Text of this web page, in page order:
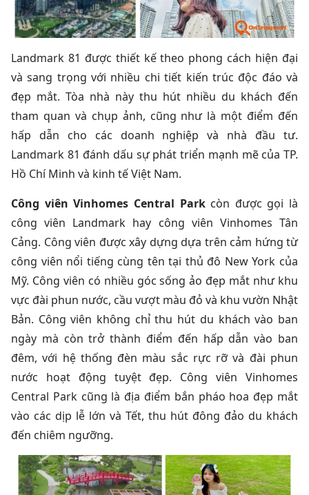
Landmark 81 được thiết kế theo phong cách hiện đại
và sang trọng với nhiều chi tiết kiến trúc độc đáo và
đẹp mắt. Tòa nhà này thu hút nhiều du khách đến
tham quan và chụp ảnh, cũng như là một điểm đến
hấp dẫn cho các doanh nghiệp và nhà đầu tư.
Landmark 81 đánh dấu sự phát triển mạnh mẽ của TP.
Hồ Chí Minh và kinh tế Việt Nam.
Công viên Vinhomes Central Parkcòn được gọi là
công viên Landmark hay công viên Vinhomes Tân
Cảng. Công viên được xây dựng dựa trên cảm hứng từ
công viên nổi tiếng cùng tên tại thủ đô New York của
Mỹ. Công viên có nhiều góc sống ảo đẹp mắt như khu
vực đài phun nước, cầu vượt màu đỏ và khu vườn Nhật
Bản. Công viên không chỉ thu hút du khách vào ban
ngày mà còn trở thành điểm đến hấp dẫn vào ban
đêm, với hệ thống đèn màu sắc rực rỡ và đài phun
nước hoạt động tuyệt đẹp. Công viên Vinhomes
Central Park cũng là địa điểm bắn pháo hoa đẹp mắt
vào các dịp lễ lớn và Tết, thu hút đông đảo du khách
đến chiêm ngưỡng.